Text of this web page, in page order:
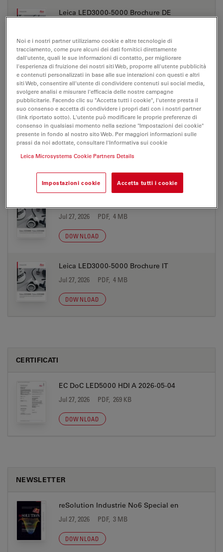
Leica LED3000-5000 Brochure DE
DOWNLOAD
Leica LED3000-5000 Brochure EN
Jul 27, 2026 PDF, 4 MB
DOWNLOAD
Leica LED3000-5000 Brochure ES
Jul 27, 2026 PDF, 4 MB
DOWNLOAD
Jul 27, 2026 PDF, 4 MB
DOWNLOAD
Leica LED3000-5000 Brochure IT
Jul 27, 2026 PDF, 4 MB
DOWNLOAD
CERTIFICATI
EC DoC LED5000 HDI A 2026-05-04
Jul 27, 2026 PDF, 269 KB
DOWNLOAD
NEWSLETTER
reSolution Industrie No6 Special en
Jul 27, 2026 PDF, 3 MB
DOWNLOAD
Noi e i nostri partner utilizziamo cookie e altre tecnologie di
tracciamento, come pure alcuni dei dati fornitici direttamente
dall'utente, quali le sue informazioni di contatto, per migliorare
l'esperienza di fruizione dei nostri siti Web, proporre all'utente pubblicità
e contenuti personalizzati in base alle sue interazioni con questi e altri
siti Web, consentire all'utente di condividere contenuti sui social media,
svolgere analisi e misurare l'efficacia delle nostre campagne
pubblicitarie. Facendo clic su "Accetta tutti i cookie", l'utente presta il
suo consenso e accetta di condividere i propri dati con i nostri partner
(link riportato sotto). L'utente può modificare le proprie preferenze di
consenso in qualsiasi momento nella sezione "Impostazioni dei cookie"
presente in fondo al nostro sito Web. Per maggiori informazioni sulle
prassi da noi adottate, consultare l'Informativa sui cookie
Leica Microsystems Cookie Partners Details
Impostazioni cookie Accetta tutti i cookie